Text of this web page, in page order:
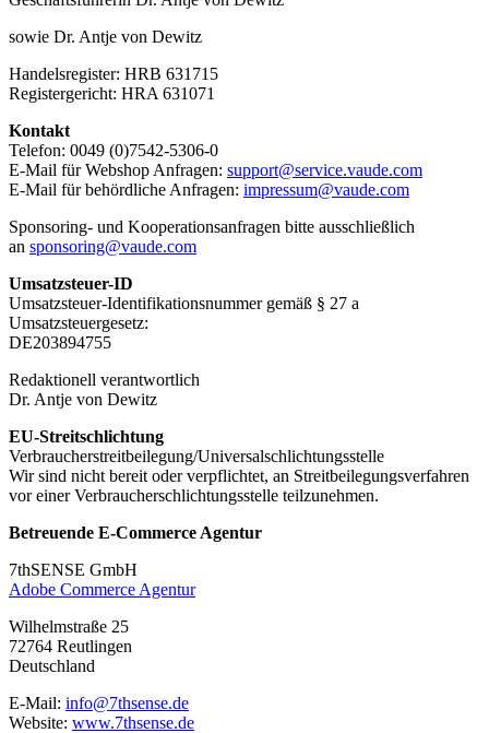
sowie Dr. Antje von Dewitz
Handelsregister: HRB 631715
Registergericht: HRA 631071
Kontakt
Telefon: 0049 (0)7542-5306-0
E-Mail für Webshop Anfragen: support@service.vaude.com
E-Mail für behördliche Anfragen: impressum@vaude.com
Sponsoring- und Kooperationsanfragen bitte ausschließlich
an sponsoring@vaude.com
Umsatzsteuer-ID
Umsatzsteuer-Identifikationsnummer gemäß § 27 a
Umsatzsteuergesetz:
DE203894755
Redaktionell verantwortlich
Dr. Antje von Dewitz
EU-Streitschlichtung
Verbraucher­streit­beilegung/Universal­schlichtungs­stelle
Wir sind nicht bereit oder verpflichtet, an Streitbeilegungsverfahren
vor einer Verbraucherschlichtungsstelle teilzunehmen.
Betreuende E-Commerce Agentur
7thSENSE GmbH
Adobe Commerce Agentur
Wilhelmstraße 25
72764 Reutlingen
Deutschland
E-Mail: info@7thsense.de
Website: www.7thsense.de